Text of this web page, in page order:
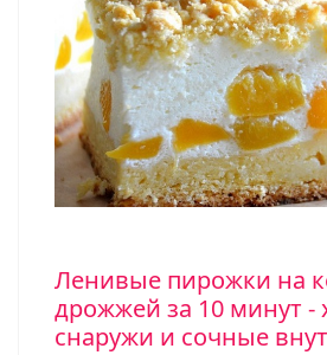
Ленивые пирожки на
дрожжей за 10 минут -
снаружи и сочные